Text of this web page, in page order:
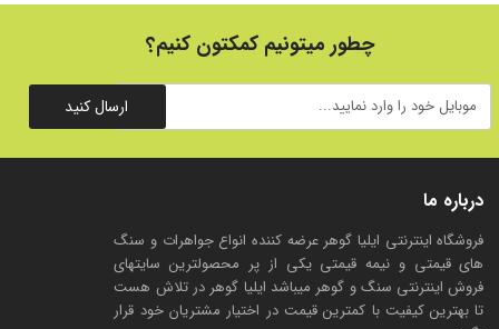
درباره ما
فروشگاه اینترنتی ایلیا گوهر عرضه کننده انواع جواهرات و سنگ
های قیمتی و نیمه قیمتی یکی از پر محصولترین سایتهای
فروش اینترنتی سنگ و گوهر میباشد ایلیا گوهر در تلاش هست
تا بهترین کیفیت با کمترین قیمت در اختیار مشتریان خود قرار
چطور میتونیم کمکتون کنیم؟
ارسال کنید